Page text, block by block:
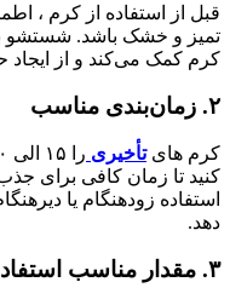
قبل از استفاده از کرم ،
تمیز و خشک باشد. شستشو
کرم کمک می‌کند و از
۲. زمان‌بندی مناسب
کرم هایتأخیری
کنید تا زمان کافی برای
استفاده زودهنگام یا
دهد.
۳. مقدار مناسب استفاده